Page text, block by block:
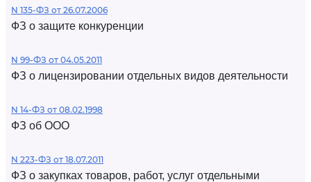
N 135-ФЗ от 26.07.2006
ФЗ о защите конкуренции
N 99-ФЗ от 04.05.2011
ФЗ о лицензировании отдельных видов деятельности
N 14-ФЗ от 08.02.1998
ФЗ об ООО
N 223-ФЗ от 18.07.2011
ФЗ о закупках товаров, работ, услуг отдельными